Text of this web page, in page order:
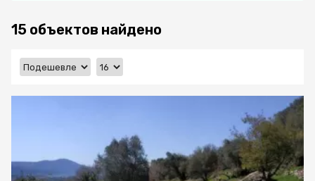
15 объектов найдено